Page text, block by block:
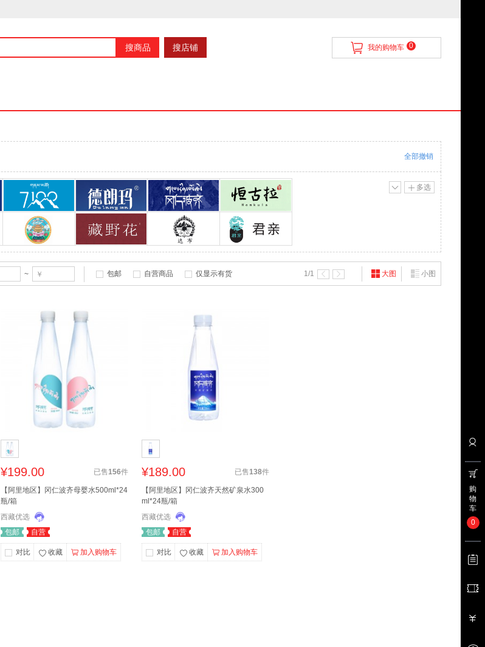
搜商品 搜店铺 我的购物车 0
全部撤销
7100 德朗玛 冈仁波齐 恒古拉
雪域康桑 藏野花 达布 君亲
多选
~ 包邮 自营商品 仅显示有货 1/1 大图 小图
¥199.00 已售156件
【阿里地区】冈仁波齐母婴水500ml*24
瓶/箱
西藏优选
包邮
自营
对比 收藏 加入购物车
¥189.00 已售138件
【阿里地区】冈仁波齐天然矿泉水300
ml*24瓶/箱
西藏优选
包邮
自营
对比 收藏 加入购物车
购
物
车
0